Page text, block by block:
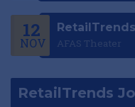
12
NOV AFAS Theater
RetailTrends